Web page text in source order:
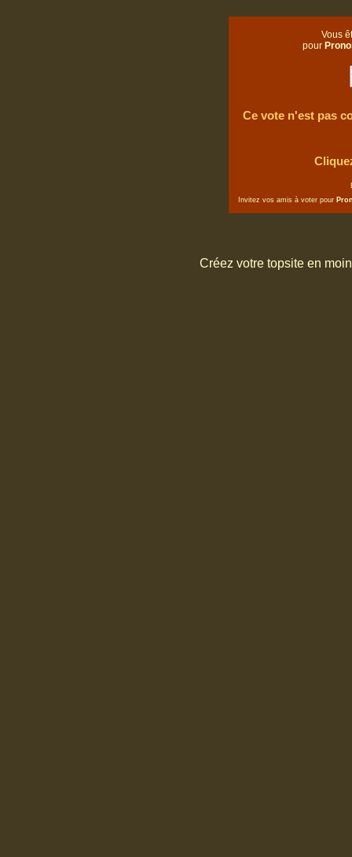
Vous
pour
Ce vote n'est pas
Invitez vos amis à voter pour
Créez votre topsite en